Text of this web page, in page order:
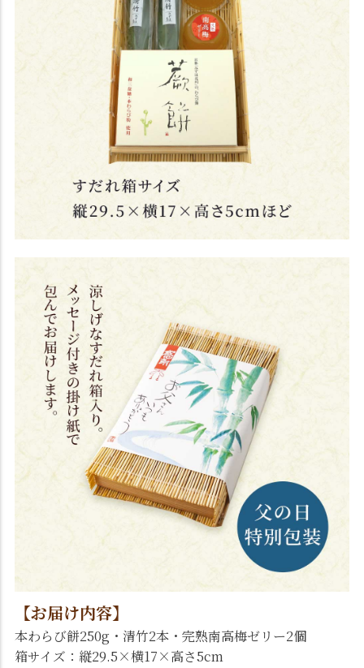
【お届け内容】
本わらび餅250g・清竹2本・完熟南高梅ゼリー2個
箱サイズ：縦29.5×横17×高さ5cm